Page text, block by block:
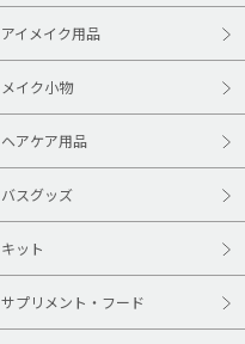
アイメイク用品
メイク小物
ヘアケア用品
バスグッズ
キット
サプリメント・フード